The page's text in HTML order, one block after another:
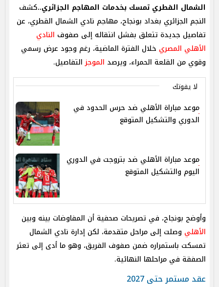
الشمال القطري تمسك بخدمات المهاجم الجزائري..كشف
النجم الجزائري بغداد بونجاح، مهاجم نادي الشمال القطري، عن
تفاصيل جديدة تتعلق بفشل انتقاله إلى صفوف النادي
الأهلي المصري خلال الفترة الماضية، رغم وجود عرض رسمي
وقوي من القلعة الحمراء، ويرصد الموجزالتفاصيل.
لا يفوتك
موعد مباراة الأهلي ضد حرس الحدود في
الدوري والتشكيل المتوقع
موعد مباراة الأهلي ضد بتروجت في الدوري
اليوم والتشكيل المتوقع
وأوضح بونجاح، في تصريحات صحفية أن المفاوضات بينه وبين
الأهلي وصلت إلى مراحل متقدمة، لكن إدارة نادي الشمال
تمسكت باستمراره ضمن صفوف الفريق، وهو ما أدى إلى تعثر
الصفقة في مراحلها النهائية.
عقد مستمر حتى 2027